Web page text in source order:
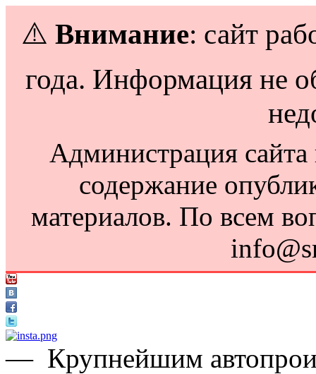
⚠️ Внимание: сайт
года. Информация не
Администрация сайта
содержание
материалов. По всем
— Крупнейшим